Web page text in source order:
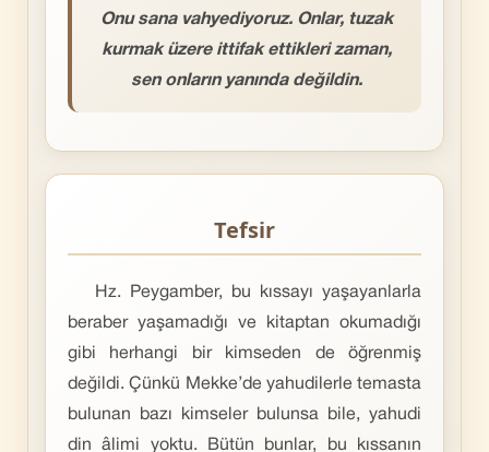
Onu sana vahyediyoruz. Onlar, tuzak
kurmak üzere ittifak ettikleri zaman,
sen onların yanında değildin.
Tefsir
Hz. Peygamber, bu kıssayı yaşayanlarla
beraber yaşamadığı ve kitaptan okumadığı
gibi herhangi bir kimseden de öğrenmiş
değildi. Çünkü Mekke’de yahudilerle temasta
bulunan bazı kimseler bulunsa bile, yahudi
din âlimi yoktu. Bütün bunlar, bu kıssanın